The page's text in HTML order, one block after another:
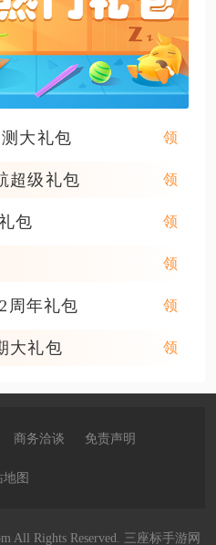
测大礼包
超级礼包
包
周年礼包
大礼包
商务洽谈 免责声明
地图
All Rights Reserved. 三座标手游网